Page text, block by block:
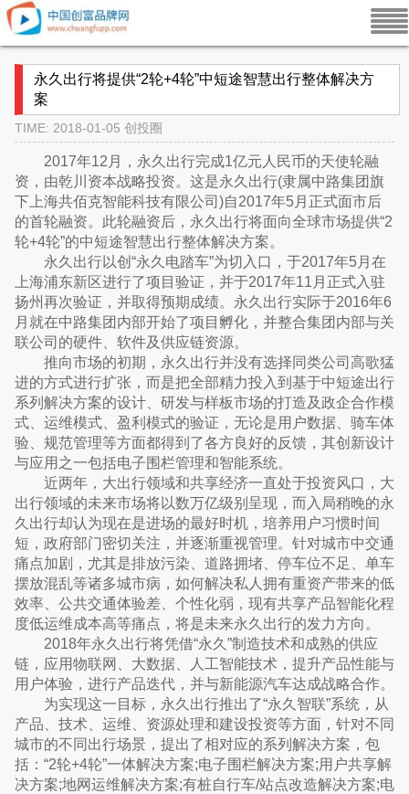
永久出行将提供“2轮+4轮”中短途智慧出行整体解决方
案
TIME: 2018-01-05 创投圈
2017年12月，永久出行完成1亿元人民币的天使轮融
资，由乾川资本战略投资。这是永久出行(隶属中路集团旗
下上海共佰克智能科技有限公司)自2017年5月正式面市后
的首轮融资。此轮融资后，永久出行将面向全球市场提供“2
轮+4轮”的中短途智慧出行整体解决方案。
永久出行以创“永久电踏车”为切入口，于2017年5月在
上海浦东新区进行了项目验证，并于2017年11月正式入驻
扬州再次验证，并取得预期成绩。永久出行实际于2016年6
月就在中路集团内部开始了项目孵化，并整合集团内部与关
联公司的硬件、软件及供应链资源。
推向市场的初期，永久出行并没有选择同类公司高歌猛
进的方式进行扩张，而是把全部精力投入到基于中短途出行
系列解决方案的设计、研发与样板市场的打造及政企合作模
式、运维模式、盈利模式的验证，无论是用户数据、骑车体
验、规范管理等方面都得到了各方良好的反馈，其创新设计
与应用之一包括电子围栏管理和智能系统。
近两年，大出行领域和共享经济一直处于投资风口，大
出行领域的未来市场将以数万亿级别呈现，而入局稍晚的永
久出行却认为现在是进场的最好时机，培养用户习惯时间
短，政府部门密切关注，并逐渐重视管理。针对城市中交通
痛点加剧，尤其是排放污染、道路拥堵、停车位不足、单车
摆放混乱等诸多城市病，如何解决私人拥有重资产带来的低
效率、公共交通体验差、个性化弱，现有共享产品智能化程
度低运维成本高等痛点，将是未来永久出行的发力方向。
2018年永久出行将凭借“永久”制造技术和成熟的供应
链，应用物联网、大数据、人工智能技术，提升产品性能与
用户体验，进行产品迭代，并与新能源汽车达成战略合作。
为实现这一目标，永久出行推出了“永久智联”系统，从
产品、技术、运维、资源处理和建设投资等方面，针对不同
城市的不同出行场景，提出了相对应的系列解决方案，包
括：“2轮+4轮”一体解决方案;电子围栏解决方案;用户共享解
决方案;地网运维解决方案;有桩自行车/站点改造解决方案;电